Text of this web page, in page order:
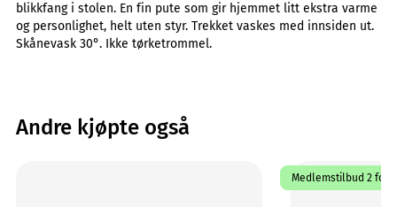
blikkfang i stolen. En fin pute som gir hjemmet litt ekstra varme
og personlighet, helt uten styr. Trekket vaskes med innsiden ut.
Skånevask 30°. Ikke tørketrommel.
Andre kjøpte også
Medlemstilbud 2 for 1